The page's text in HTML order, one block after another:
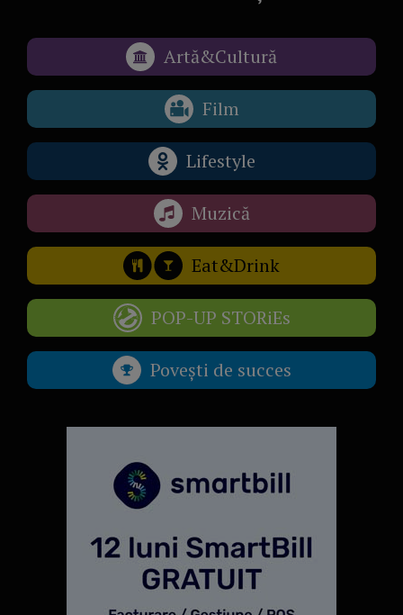
Artă&Cultură
Film
Lifestyle
Muzică
Eat&Drink
POP-UP STORiEs
Povești de succes